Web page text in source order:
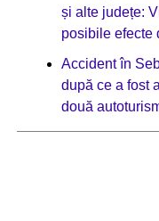
și alte județe:
posibile efecte
Accident în
după ce a fost
două